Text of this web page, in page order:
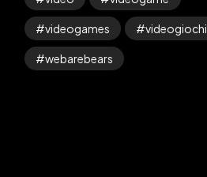
videogames videogiochi
webarebears